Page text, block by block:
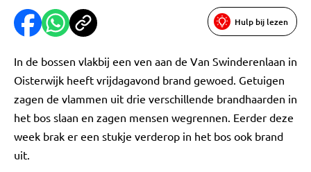
Hulp bij lezen
In de bossen vlakbij een ven aan de Van Swinderenlaan in
Oisterwijk heeft vrijdagavond brand gewoed. Getuigen
zagen de vlammen uit drie verschillende brandhaarden in
het bos slaan en zagen mensen wegrennen. Eerder deze
week brak er een stukje verderop in het bos ook brand
uit.